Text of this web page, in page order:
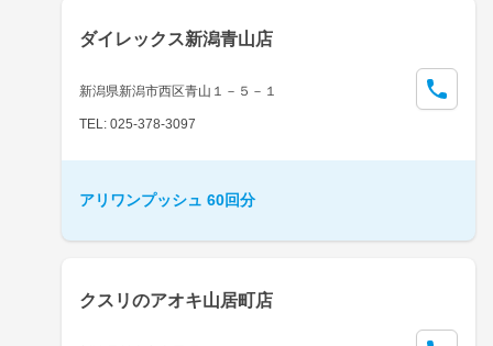
ダイレックス新潟青山店
新潟県新潟市西区青山１－５－１
TEL: 025-378-3097
アリワンプッシュ 60回分
クスリのアオキ山居町店